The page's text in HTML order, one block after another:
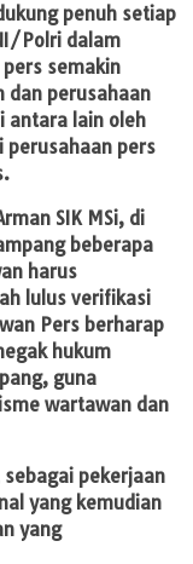
penuh setiap
Polri dalam
semakin
dan perusahaan
antara lain oleh
pers
SIK MSi, di
beberapa
harus
lulus verifikasi
Pers berharap
hukum
guna
wartawan dan
pekerjaan
yang kemudian
yang